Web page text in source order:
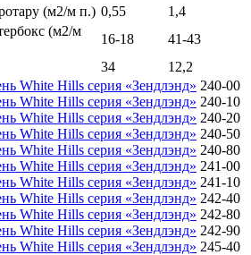
(м2/м п.) 0,55
1,4
(м2/м
16-18
41-43
34
12,2
240-00
240-10
240-20
240-50
240-80
241-00
241-10
242-40
242-80
242-90
245-40